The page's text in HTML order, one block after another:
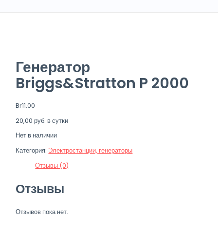
Генератор
Briggs&Stratton P 2000
Br11.00
20,00 руб. в сутки
Нет в наличии
Категория: Электростанции, генераторы
Отзывы (0)
Отзывы
Отзывов пока нет.